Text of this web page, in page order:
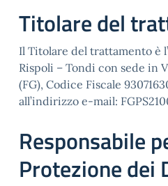
Titolare del
Il Titolare del trattamento è
Rispoli – Tondi con sede in
(FG), Codice Fiscale
all’indirizzo e-mail:
Responsabile
Protezione dei